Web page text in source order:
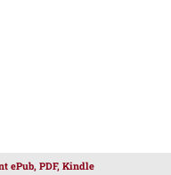
ePub, PDF, Kindle